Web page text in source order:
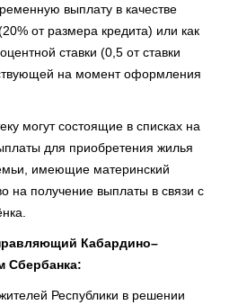
выплату в качестве
от размера кредита) или как
ставки (0,5 от ставки
на момент оформления
могут состоящие в списках на
для приобретения жилья
имеющие материнский
на получение выплаты в связи с
Кабардино–
Сбербанка:
Республики в решении